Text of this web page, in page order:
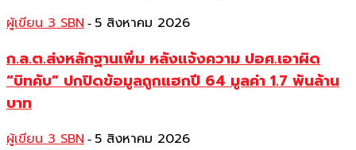
ผู้เขียน 3 SBN - 5 สิงหาคม 2026
ก.ล.ต.ส่งหลักฐานเพิ่ม หลังแจ้งความ ปอศ.เอาผิด
“บิทคับ” ปกปิดข้อมูลถูกแฮกปี 64 มูลค่า 1.7 พันล้าน
บาท
ผู้เขียน 3 SBN - 5 สิงหาคม 2026